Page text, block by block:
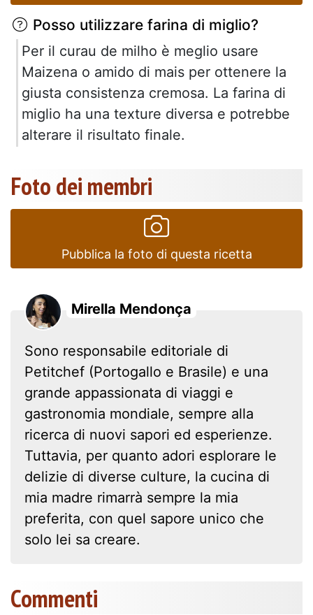
Posso utilizzare farina di miglio?
Per il curau de milho è meglio usare
Maizena o amido di mais per ottenere la
giusta consistenza cremosa. La farina di
miglio ha una texture diversa e potrebbe
alterare il risultato finale.
Foto dei membri
Pubblica la foto di questa ricetta
Mirella Mendonça
Sono responsabile editoriale di
Petitchef (Portogallo e Brasile) e una
grande appassionata di viaggi e
gastronomia mondiale, sempre alla
ricerca di nuovi sapori ed esperienze.
Tuttavia, per quanto adori esplorare le
delizie di diverse culture, la cucina di
mia madre rimarrà sempre la mia
preferita, con quel sapore unico che
solo lei sa creare.
Commenti